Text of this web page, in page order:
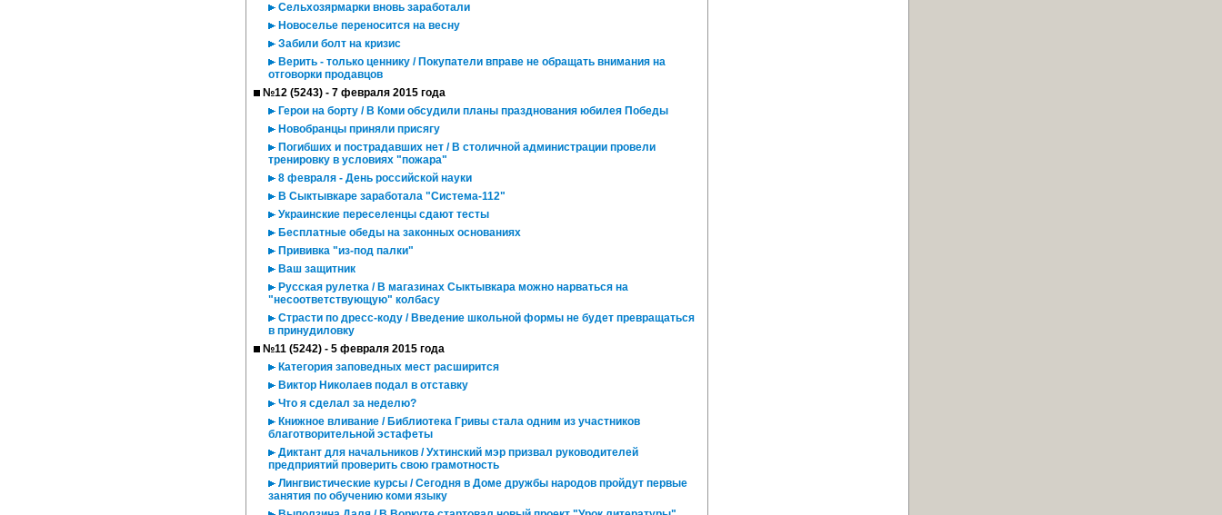
Сельхозярмарки вновь заработали
Новоселье переносится на весну
Забили болт на кризис
Верить - только ценнику / Покупатели вправе не обращать внимания на
отговорки продавцов
№12 (5243) - 7 февраля 2015 года
Герои на борту / В Коми обсудили планы празднования юбилея Победы
Новобранцы приняли присягу
Погибших и пострадавших нет / В столичной администрации провели
тренировку в условиях "пожара"
8 февраля - День российской науки
В Сыктывкаре заработала "Система-112"
Украинские переселенцы сдают тесты
Бесплатные обеды на законных основаниях
Прививка "из-под палки"
Ваш защитник
Русская рулетка / В магазинах Сыктывкара можно нарваться на
"несоответствующую" колбасу
Страсти по дресс-коду / Введение школьной формы не будет превращаться
в принудиловку
№11 (5242) - 5 февраля 2015 года
Категория заповедных мест расширится
Виктор Николаев подал в отставку
Что я сделал за неделю?
Книжное вливание / Библиотека Гривы стала одним из участников
благотворительной эстафеты
Диктант для начальников / Ухтинский мэр призвал руководителей
предприятий проверить свою грамотность
Лингвистические курсы / Сегодня в Доме дружбы народов пройдут первые
занятия по обучению коми языку